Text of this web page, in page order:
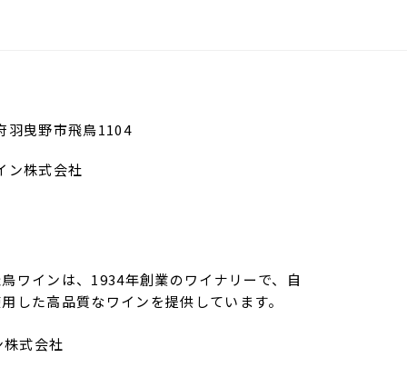
曳野市飛鳥1104
ン株式会社
ワインは、1934年創業のワイナリーで、自
した高品質なワインを提供しています。
式会社